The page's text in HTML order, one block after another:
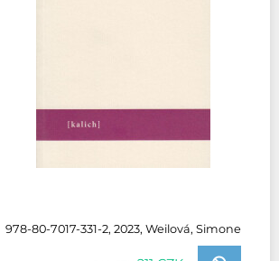
978-80-7017-331-2, 2023, Weilová, Simone